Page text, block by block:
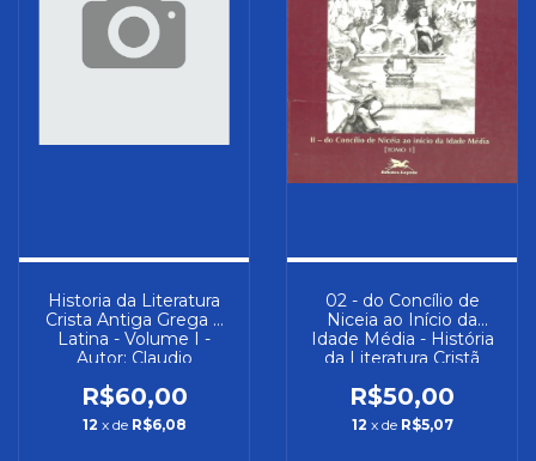
Historia da Literatura
Crista Antiga Grega e
Latina - Volume I -
Autor: Claudio
[seminovo]
R$60,00
12 x de R$6,08
02 - do Concílio de
Niceia ao Início da
Idade Média - História
da Literatura Cristã
(tomo 1) - Autor: -
(2000) [seminovo]
R$50,00
12 x de R$5,07